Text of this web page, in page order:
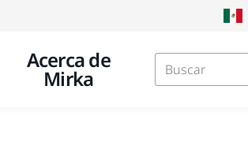
Acerca de
Mirka Buscar